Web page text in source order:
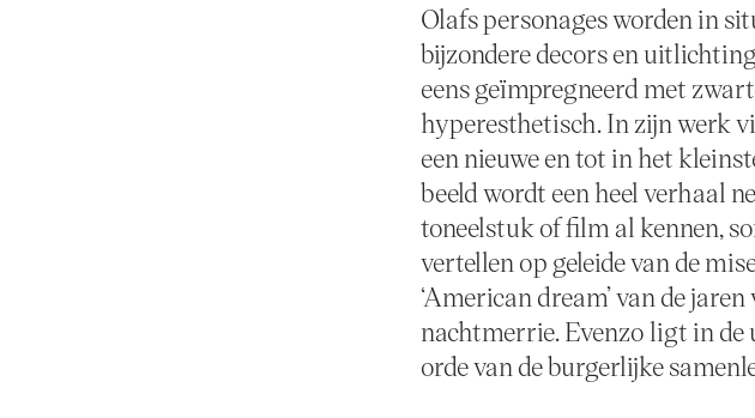
Olafs personages worden in
bijzondere decors en
eens geïmpregneerd met
hyperesthetisch. In zijn werk
een nieuwe en tot in het
beeld wordt een heel verhaal
toneelstuk of film al kennen,
vertellen op geleide van de
‘American dream’ van de
nachtmerrie. Evenzo ligt in de
orde van de burgerlijke